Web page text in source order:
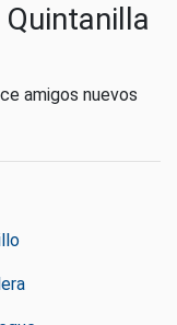
amigos nuevos